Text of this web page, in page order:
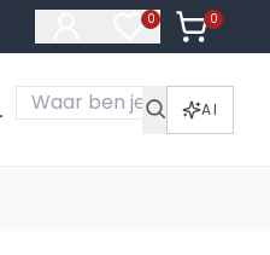
0
Artikelen in
0
Artikelen
AI